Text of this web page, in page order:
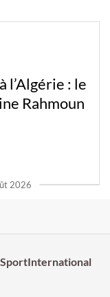
l’Algérie : le
Rahmoun
2026
SportInternational